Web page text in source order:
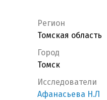
Регион
Томская область
Город
Томск
Исследователи
Афанасьева Н.Л